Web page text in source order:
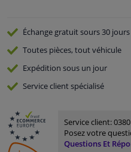
Échange gratuitsours 30 jours
Toutes pièces, tout véhicule
Expédition sous un jour
Serviceclient spécialisé
Service client:
Posez votre
Questions Et